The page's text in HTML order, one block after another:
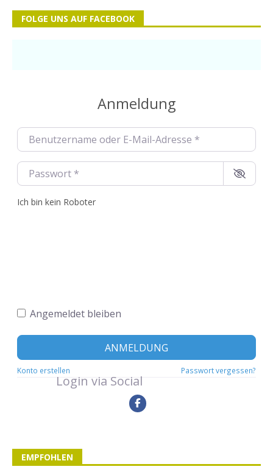
FOLGE UNS AUF FACEBOOK
Anmeldung
Benutzername oder E-Mail-Adresse
Passwort
Ich bin kein Roboter
Angemeldet bleiben
ANMELDUNG
Konto erstellen Passwort vergessen?
Login via Social
EMPFOHLEN